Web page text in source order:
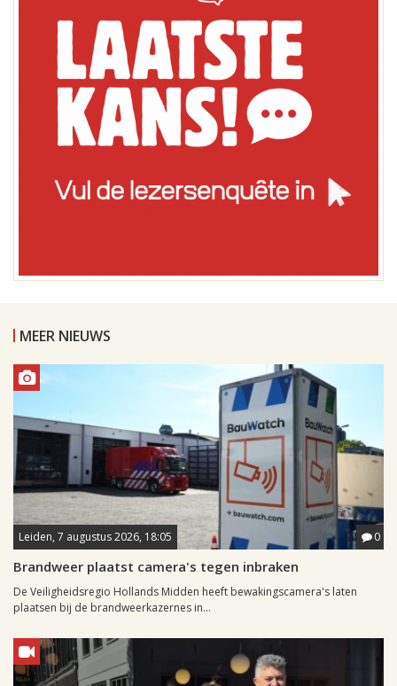
MEER NIEUWS
Leiden, 7 augustus 2026, 18:05 0
Brandweer plaatst camera's tegen inbraken
De Veiligheidsregio Hollands Midden heeft bewakingscamera's laten
plaatsen bij de brandweerkazernes in...